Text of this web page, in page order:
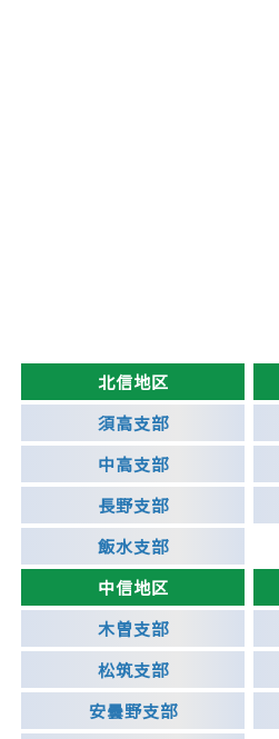
北信地区
須高支部
中高支部
長野支部
飯水支部
中信地区
木曽支部
松筑支部
安曇野支部